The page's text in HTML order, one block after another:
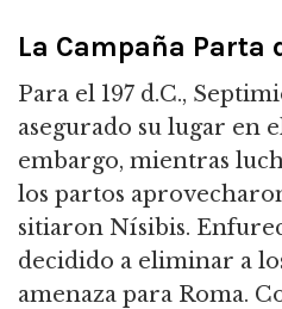
La Campaña Parta
Para el 197 d.C.,
asegurado su lugar en
embargo, mientras
los partos
sitiaron Nísibis.
decidido a eliminar a
amenaza para Roma.